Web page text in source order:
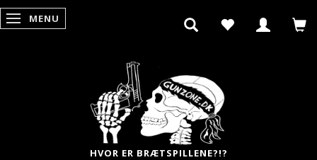
SKIFTE NAVIGATION
MENU
HVOR ER BRÆTSPILLENE?!?